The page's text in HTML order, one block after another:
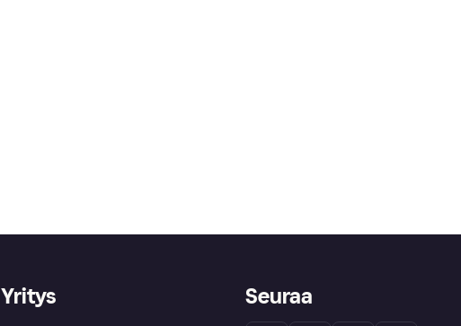
Yritys Seuraa